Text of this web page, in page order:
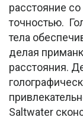
расстояние
точностью.
тела
делая
расстояния.
Saltwater